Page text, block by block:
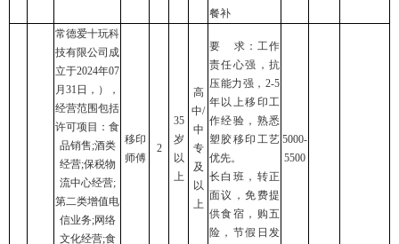
餐补
常德爱十玩科
技有限公司成
立于2024年07
月31日，），
经营范围包括
许可项目：食
品销售;酒类
经营;保税物
流中心经营;
第二类增值电
信业务;网络
文化经营;食
移印
师傅
2
35
岁
以
上
高
中/
中
专
及
以
上
要 求：工作
责任心强，抗
压能力强，2-5
年以上移印工
作经验，熟悉
塑胶移印工艺
优先。
长白班，转正
面议，免费提
供食宿，购五
险，节假日发
5000-
5500